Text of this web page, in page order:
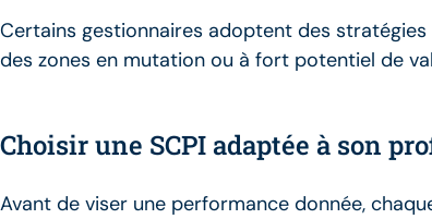
Certains gestionnaires adoptent des
des zones en mutation ou à fort potentiel de
Choisir une SCPI adaptée à son
Avant de viser une performance donnée,